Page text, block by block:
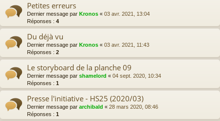
Petites erreurs
Dernier message par Kronos « 03 avr. 2021, 13:04
Réponses : 4
Du déjà vu
Dernier message par Kronos « 03 avr. 2021, 11:43
Réponses : 2
Le storyboard de la planche 09
Dernier message par shamelord « 04 sept. 2020, 10:34
Réponses : 1
Presse l'initiative - HS25 (2020/03)
Dernier message par archibald « 28 mars 2020, 08:46
Réponses : 1